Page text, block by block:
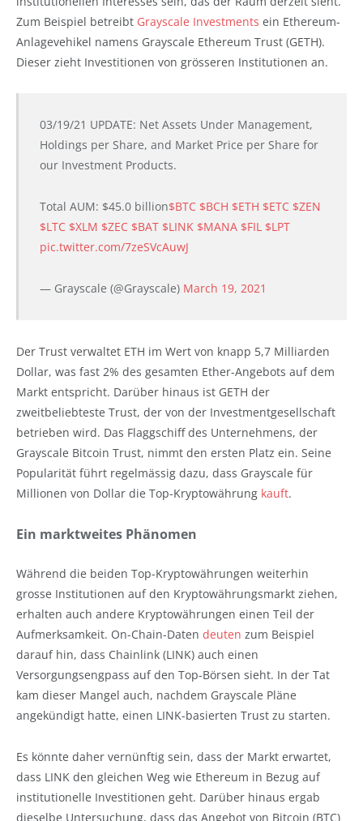
Zum Beispiel betreibt Grayscale Investments ein Ethereum-
Anlagevehikel namens Grayscale Ethereum Trust (GETH).
Dieser zieht Investitionen von grösseren Institutionen an.
03/19/21 UPDATE: Net Assets Under Management,
Holdings per Share, and Market Price per Share for
our Investment Products.
Total AUM: $45.0 billion$BTC $BCH $ETH $ETC $ZEN
$LTC $XLM $ZEC $BAT $LINK $MANA $FIL $LPT
pic.twitter.com/7zeSVcAuwJ
— Grayscale (@Grayscale) March 19, 2021
Der Trust verwaltet ETH im Wert von knapp 5,7 Milliarden
Dollar, was fast 2% des gesamten Ether-Angebots auf dem
Markt entspricht. Darüber hinaus ist GETH der
zweitbeliebteste Trust, der von der Investmentgesellschaft
betrieben wird. Das Flaggschiff des Unternehmens, der
Grayscale Bitcoin Trust, nimmt den ersten Platz ein. Seine
Popularität führt regelmässig dazu, dass Grayscale für
Millionen von Dollar die Top-Kryptowährung kauft.
Ein marktweites Phänomen
Während die beiden Top-Kryptowährungen weiterhin
grosse Institutionen auf den Kryptowährungsmarkt ziehen,
erhalten auch andere Kryptowährungen einen Teil der
Aufmerksamkeit. On-Chain-Daten deuten zum Beispiel
darauf hin, dass Chainlink (LINK) auch einen
Versorgungsengpass auf den Top-Börsen sieht. In der Tat
kam dieser Mangel auch, nachdem Grayscale Pläne
angekündigt hatte, einen LINK-basierten Trust zu starten.
Es könnte daher vernünftig sein, dass der Markt erwartet,
dass LINK den gleichen Weg wie Ethereum in Bezug auf
institutionelle Investitionen geht. Darüber hinaus ergab
dieselbe Untersuchung, dass das Angebot von Bitcoin (BTC)